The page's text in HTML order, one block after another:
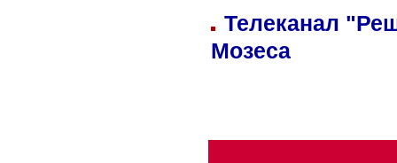
Телеканал
Мозеса